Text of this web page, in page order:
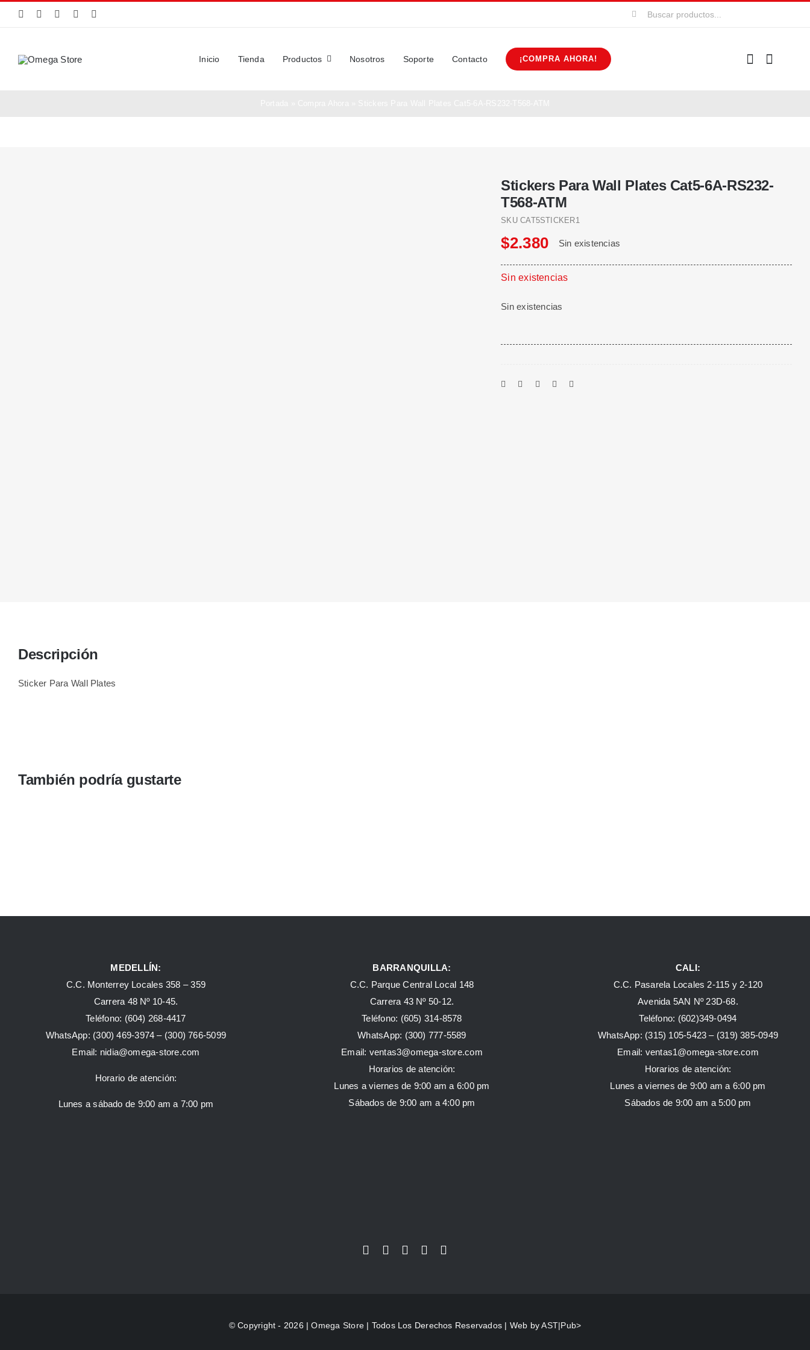
Buscar:
Inicio Tienda Productos Nosotros Soporte Contacto ¡COMPRA AHORA!
Stickers Para Wall Plates Cat5-6A-RS232-
T568-ATM
SKUCAT5STICKER1
$2.380 Sin existencias
Sin existencias
Sin existencias
Descripción
Sticker Para Wall Plates
También podría gustarte
MEDELLÍN:
C.C. Monterrey Locales 358 – 359
Carrera 48 Nº 10-45.
Teléfono: (604) 268-4417
WhatsApp: (300) 469-3974 – (300) 766-5099
Email: nidia@omega-store.com
Horario de atención:
Lunes a sábado de 9:00 am a 7:00 pm
BARRANQUILLA:
C.C. Parque Central Local 148
Carrera 43 Nº 50-12.
Teléfono: (605) 314-8578
WhatsApp: (300) 777-5589
Email: ventas3@omega-store.com
Horarios de atención:
Lunes a viernes de 9:00 am a 6:00 pm
Sábados de 9:00 am a 4:00 pm
CALI:
C.C. Pasarela Locales 2-115 y 2-120
Avenida 5AN Nº 23D-68.
Teléfono: (602)349-0494
WhatsApp: (315) 105-5423 – (319) 385-0949
Email: ventas1@omega-store.com
Horarios de atención:
Lunes a viernes de 9:00 am a 6:00 pm
Sábados de 9:00 am a 5:00 pm
© Copyright - 2026 |Omega Store| Todos Los Derechos Reservados | Web byAST|Pub>